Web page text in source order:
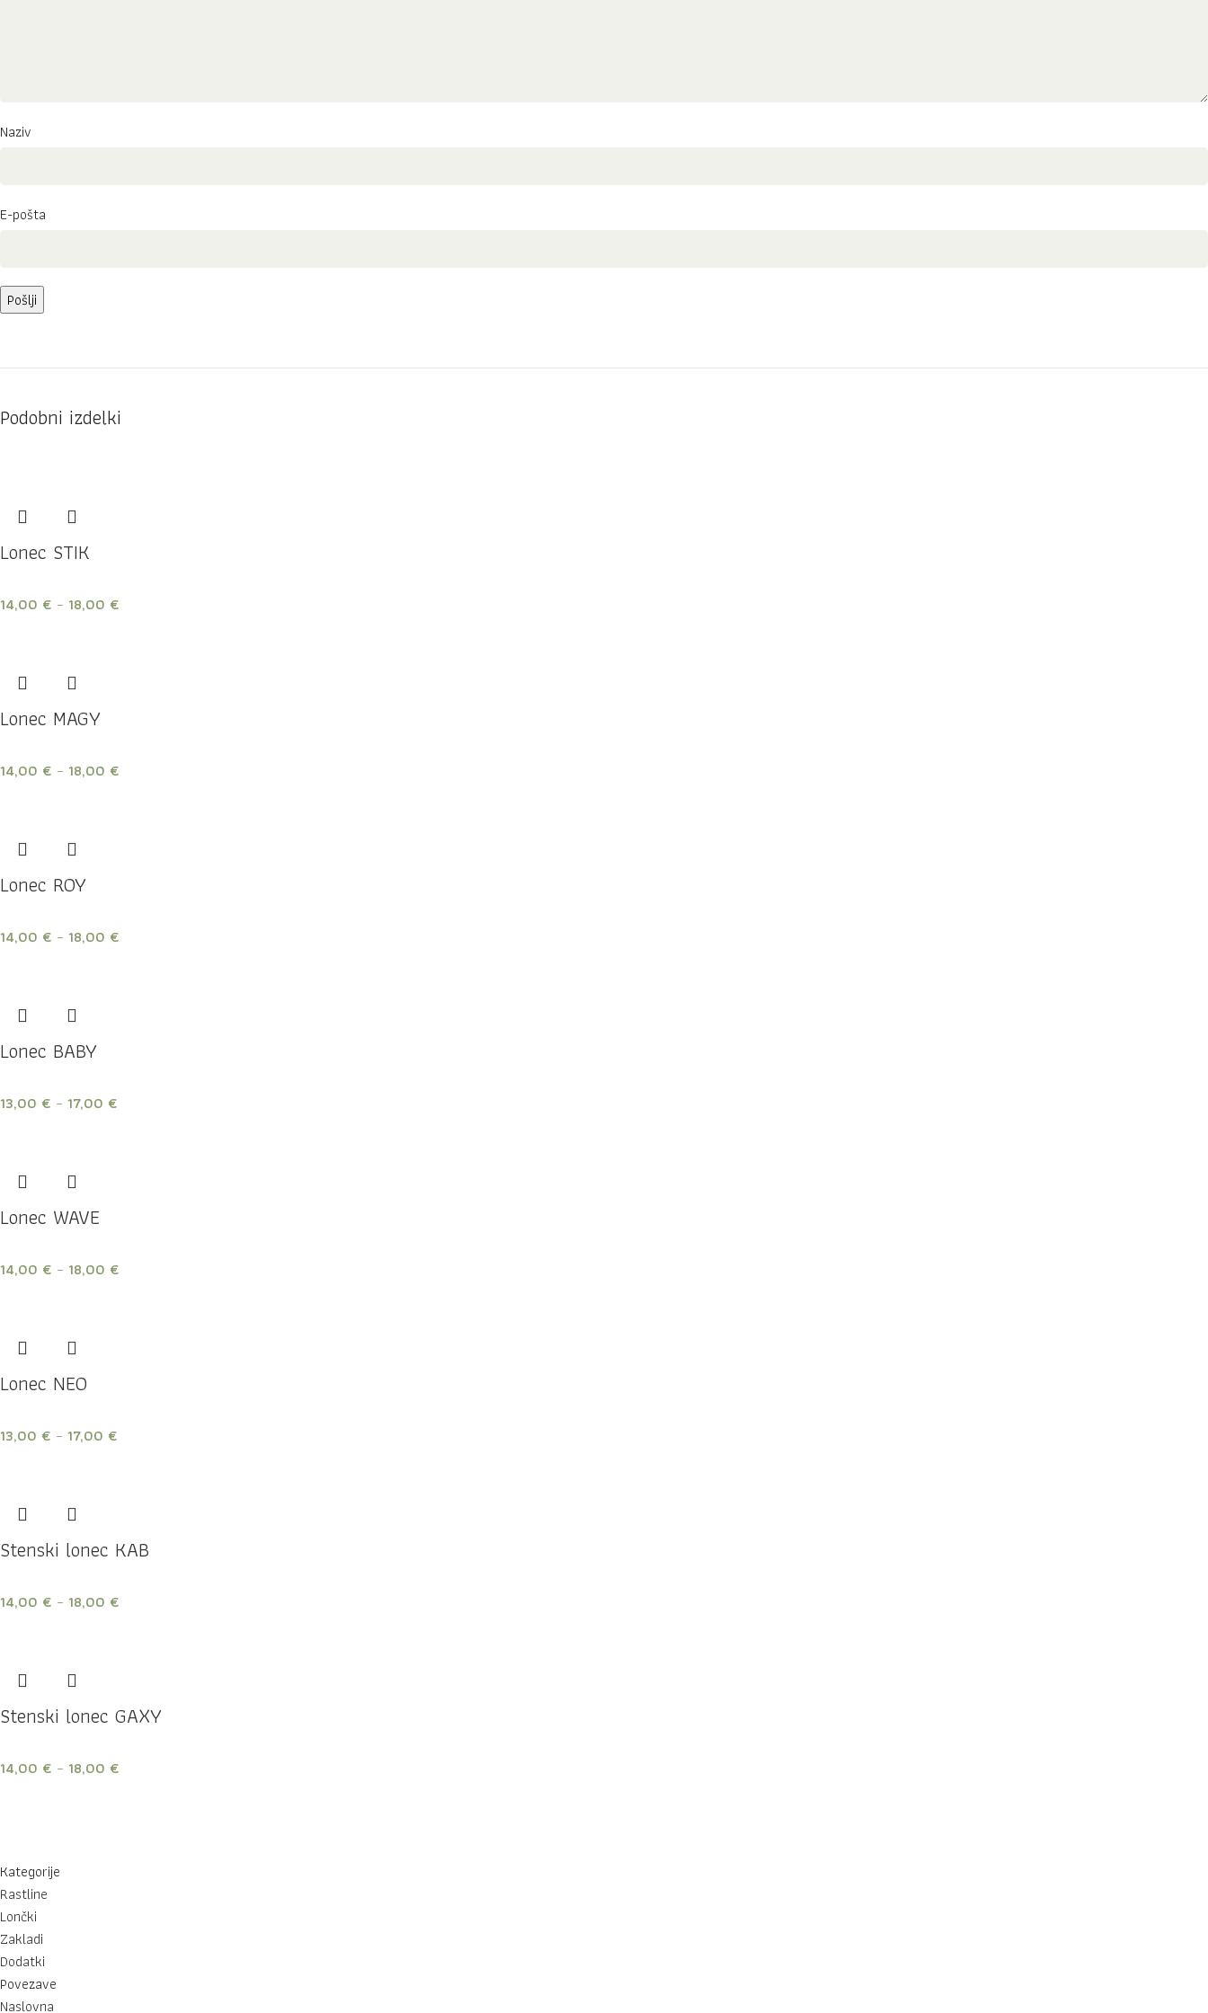
Naziv
E-pošta
Podobni izdelki
Lonec STIK
14,00 € – 18,00 €
Lonec MAGY
14,00 € – 18,00 €
Lonec ROY
14,00 € – 18,00 €
Lonec BABY
13,00 € – 17,00 €
Lonec WAVE
14,00 € – 18,00 €
Lonec NEO
13,00 € – 17,00 €
Stenski lonec KAB
14,00 € – 18,00 €
Stenski lonec GAXY
14,00 € – 18,00 €
Kategorije
Rastline
Lončki
Zakladi
Dodatki
Povezave
Naslovna